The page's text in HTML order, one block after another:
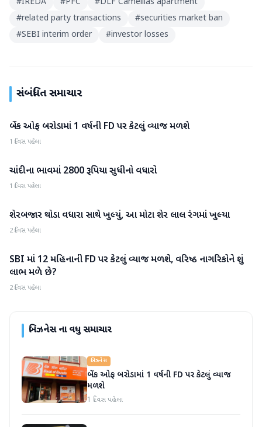
#related party transactions #securities market ban
#SEBI interim order #investor losses
સંબંધિત સમાચાર
બિઝનેસ
બેંક ઓફ બરોડામાં 1 વર્ષની FD પર કેટલું વ્યાજ મળશે
1 દિવસ પહેલા
બિઝનેસ
ચાંદીના ભાવમાં 2800 રૂપિયા સુધીનો વધારો
1 દિવસ પહેલા
બિઝનેસ
શેરબજાર થોડા વધારા સાથે ખુલ્યું, આ મોટા શેર લાલ રંગમાં ખુલ્યા
2 દિવસ પહેલા
બિઝનેસ
SBI માં 12 મહિનાની FD પર કેટલું વ્યાજ મળશે, વરિષ્ઠ નાગરિકોને શું
લાભ મળે છે?
2 દિવસ પહેલા
બિઝનેસના વધુ સમાચાર
બિઝનેસ
બેંક ઓફ બરોડામાં 1 વર્ષની FD પર કેટલું વ્યાજ
મળશે
1 દિવસ પહેલા